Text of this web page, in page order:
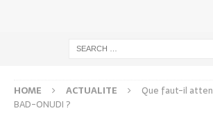
HOME ACTUALITE
Que faut-il
BAD-ONUDI ?